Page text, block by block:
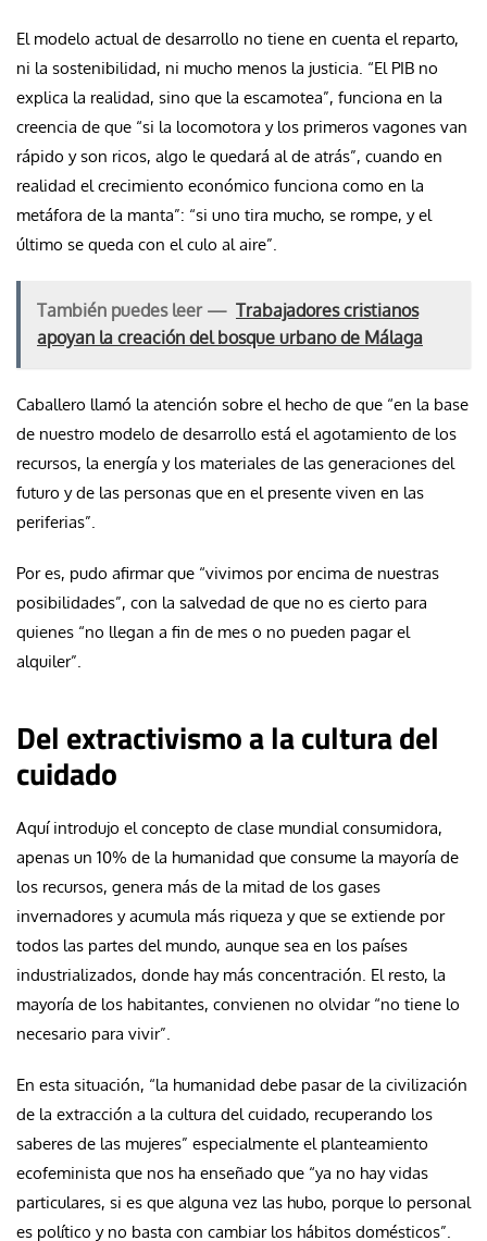
El modelo actual de desarrollo no tiene en cuenta el reparto,
ni la sostenibilidad, ni mucho menos la justicia. “El PIB no
explica la realidad, sino que la escamotea”, funciona en la
creencia de que “si la locomotora y los primeros vagones van
rápido y son ricos, algo le quedará al de atrás”, cuando en
realidad el crecimiento económico funciona como en la
metáfora de la manta”: “si uno tira mucho, se rompe, y el
último se queda con el culo al aire”.
También puedes leer — Trabajadores cristianos
apoyan la creación del bosque urbano de Málaga
Caballero llamó la atención sobre el hecho de que “en la base
de nuestro modelo de desarrollo está el agotamiento de los
recursos, la energía y los materiales de las generaciones del
futuro y de las personas que en el presente viven en las
periferias”.
Por es, pudo afirmar que “vivimos por encima de nuestras
posibilidades”, con la salvedad de que no es cierto para
quienes “no llegan a fin de mes o no pueden pagar el
alquiler”.
Del extractivismo a la cultura del
cuidado
Aquí introdujo el concepto de clase mundial consumidora,
apenas un 10% de la humanidad que consume la mayoría de
los recursos, genera más de la mitad de los gases
invernadores y acumula más riqueza y que se extiende por
todos las partes del mundo, aunque sea en los países
industrializados, donde hay más concentración. El resto, la
mayoría de los habitantes, convienen no olvidar “no tiene lo
necesario para vivir”.
En esta situación, “la humanidad debe pasar de la civilización
de la extracción a la cultura del cuidado, recuperando los
saberes de las mujeres” especialmente el planteamiento
ecofeminista que nos ha enseñado que “ya no hay vidas
particulares, si es que alguna vez las hubo, porque lo personal
es político y no basta con cambiar los hábitos domésticos”.